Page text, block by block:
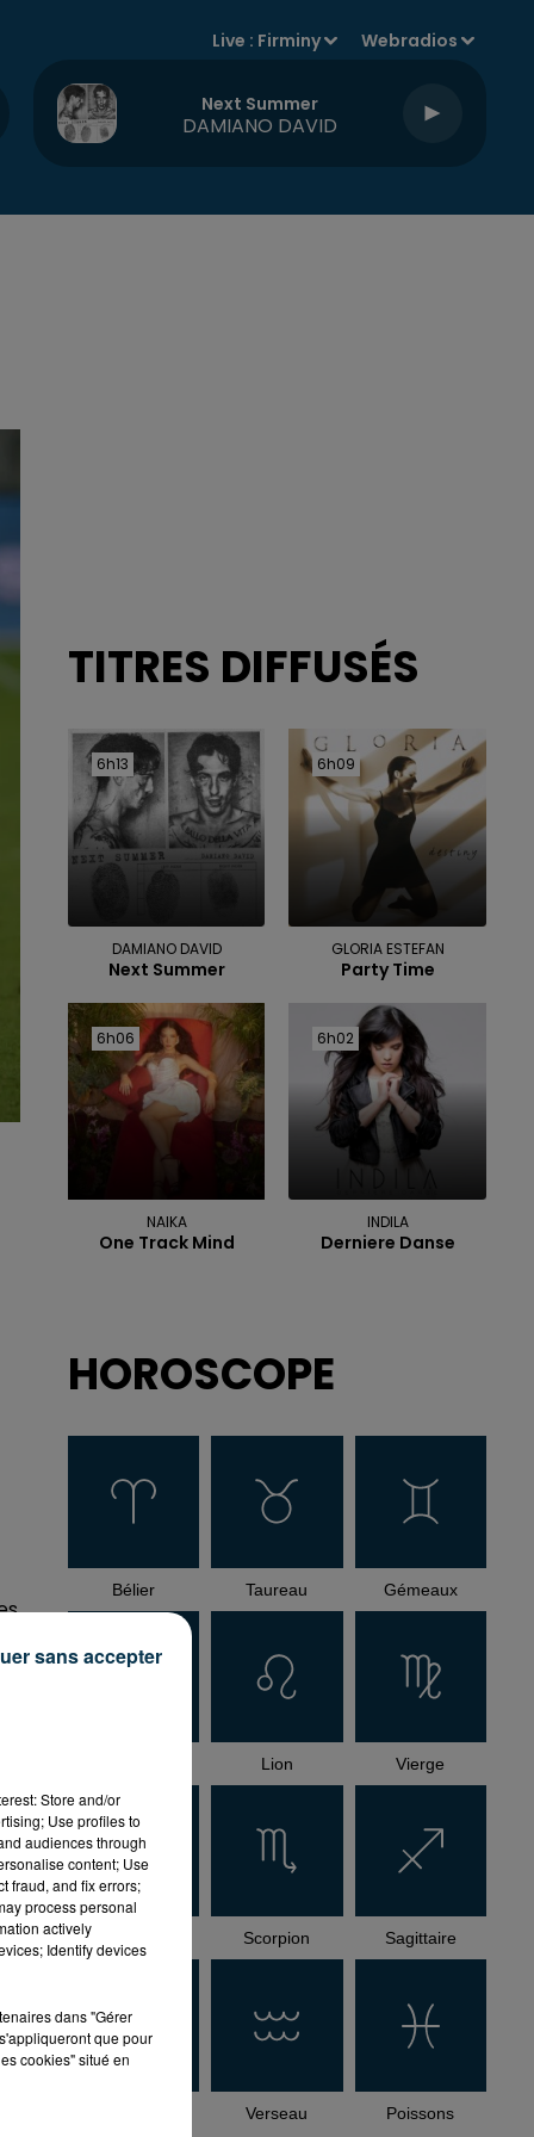
Live : Firminy Webradios
Next Summer
DAMIANO DAVID
TITRES DIFFUSÉS
6h13
6h13
DAMIANO DAVID
Next Summer
6h09
6h09
GLORIA ESTEFAN
Party Time
6h06
6h06
NAIKA
One Track Mind
6h02
6h02
INDILA
Derniere Danse
HOROSCOPE
Bélier Taureau Gémeaux
Lion Vierge
Scorpion Sagittaire
Verseau Poissons
Store and/or
Use profiles to
audiences through
content; Use
fraud, and fix errors;
process personal
actively
Identify devices
dans "Gérer
que pour
cookies" situé en
sans accepter